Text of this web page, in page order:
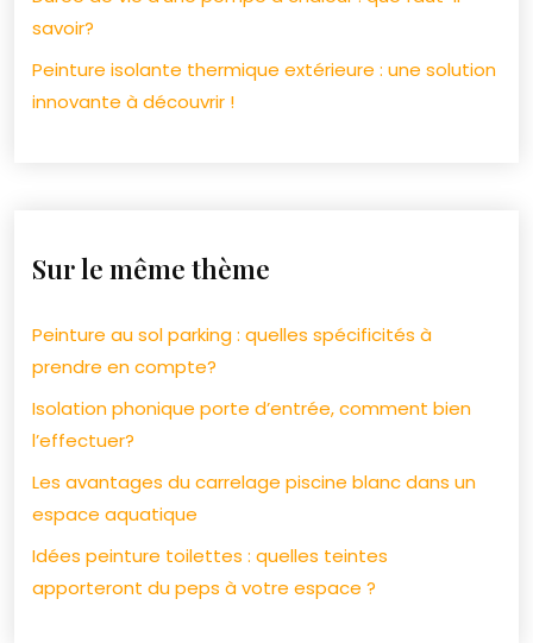
savoir?
Peinture isolante thermique extérieure : une solution
innovante à découvrir !
Sur le même thème
Peinture au sol parking : quelles spécificités à
prendre en compte?
Isolation phonique porte d’entrée, comment bien
l’effectuer?
Les avantages du carrelage piscine blanc dans un
espace aquatique
Idées peinture toilettes : quelles teintes
apporteront du peps à votre espace ?